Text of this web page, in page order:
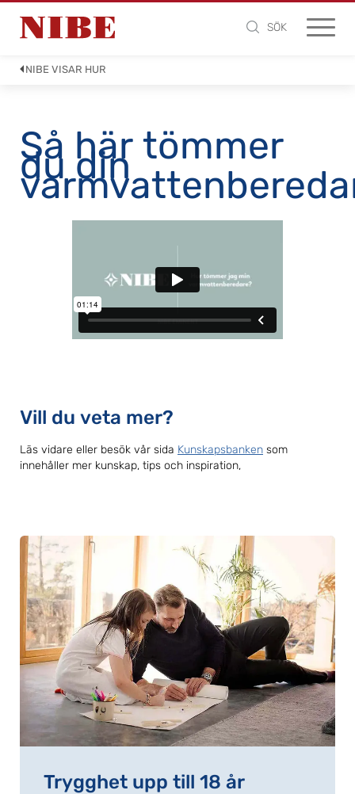
SÖK
NIBE VISAR HUR
Så här tömmer
du din
Vill du veta mer?
Läs vidare eller besök vår sida Kunskapsbanken som
innehåller mer kunskap, tips och inspiration,
Trygghet upp till 18 år